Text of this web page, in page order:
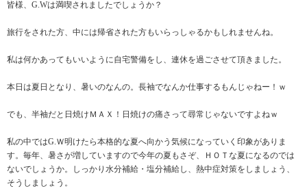
皆様、G.Wは満喫されましたでしょうか？
旅行をされた方、中には帰省された方もいらっしゃるかもしれませんね。
私は何かあってもいいように自宅警備をし、連休を過ごさせて頂きました。
本日は夏日となり、暑いのなんの。長袖でなんか仕事するもんじゃねー！ｗ
でも、半袖だと日焼けＭＡＸ！日焼けの痛さって尋常じゃないですよねｗ
私の中ではG.Ｗ明けたら本格的な夏へ向かう気候になっていく印象がありま
す。毎年、暑さが増していますので今年の夏もさぞ、ＨＯＴな夏になるのでは
ないでしょうか。しっかり水分補給・塩分補給し、熱中症対策をしましょう、
そうしましょう。